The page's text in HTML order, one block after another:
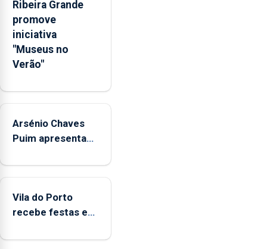
emocionais
e
sociais
junto
das
Ribeira Grande
promove
iniciativa
"Museus no
Verão"
Arsénio Chaves
Puim apresenta
Biblioteca de Vila
Vila do Porto
recebe festas em
Senhora da